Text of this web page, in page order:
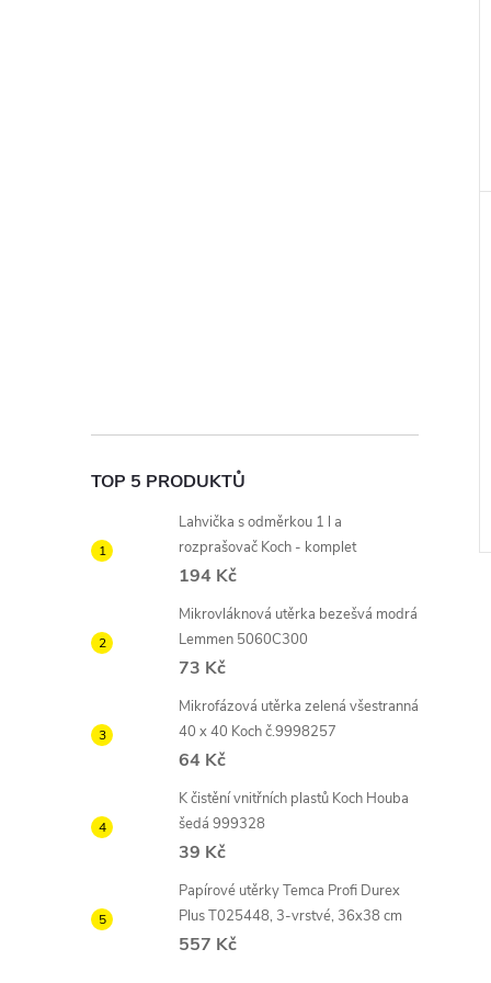
TOP 5 PRODUKTŮ
Lahvička s odměrkou 1 l a
rozprašovač Koch - komplet
194 Kč
Mikrovláknová utěrka bezešvá modrá
Lemmen 5060C300
73 Kč
Mikrofázová utěrka zelená všestranná
40 x 40 Koch č.9998257
64 Kč
K čistění vnitřních plastů Koch Houba
šedá 999328
39 Kč
Papírové utěrky Temca Profi Durex
Plus T025448, 3-vrstvé, 36x38 cm
557 Kč